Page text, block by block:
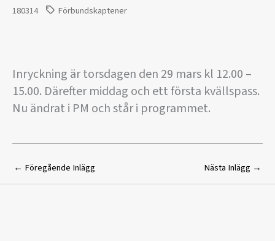
180314 Förbundskaptener
Inryckning är torsdagen den 29 mars kl 12.00 –
15.00. Därefter middag och ett första kvällspass.
Nu ändrat i PM och står i programmet.
← Föregående Inlägg Nästa Inlägg →